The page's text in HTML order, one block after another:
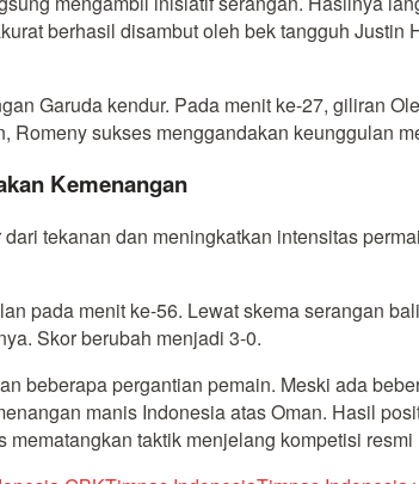
berhasil disambut oleh bek tangguh
Garuda kendur. Pada menit ke-27, giliran
Romeny sukses menggandakan keunggulan
Kemenangan
tekanan dan meningkatkan intensitas
pada menit ke-56. Lewat skema serangan
Skor berubah menjadi 3-0.
beberapa pergantian pemain. Meski ada
manis Indonesia atas Oman. Hasil
taktik menjelang kompetisi resmi